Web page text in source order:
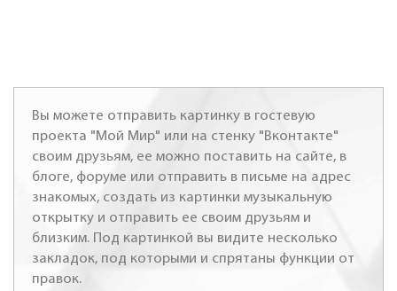
Вы можете отправить картинку в гостевую
проекта "Мой Мир" или на стенку "Вконтакте"
своим друзьям, ее можно поставить на сайте, в
блоге, форуме или отправить в письме на адрес
знакомых, создать из картинки музыкальную
открытку и отправить ее своим друзьям и
близким. Под картинкой вы видите несколько
закладок, под которыми и спрятаны функции от
правок.